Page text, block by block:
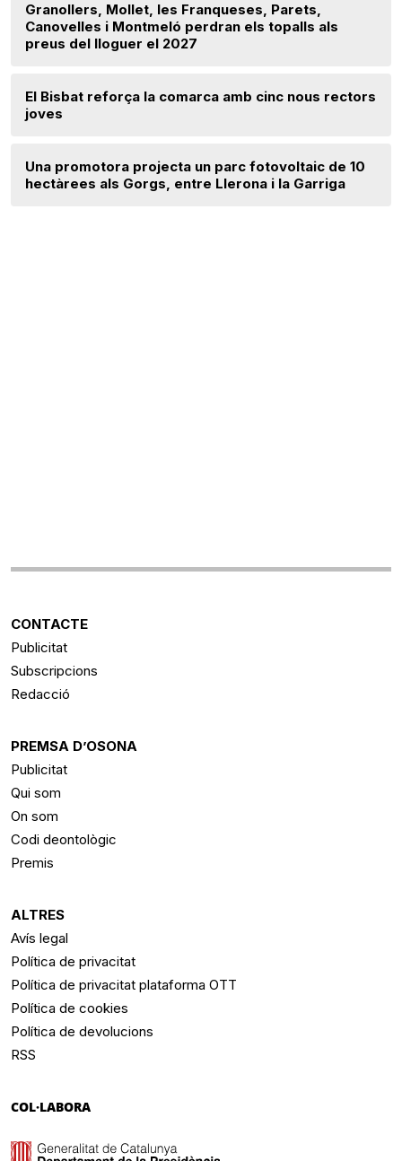
Granollers, Mollet, les Franqueses, Parets,
Canovelles i Montmeló perdran els topalls als
preus del lloguer el 2027
El Bisbat reforça la comarca amb cinc nous rectors
joves
Una promotora projecta un parc fotovoltaic de 10
hectàrees als Gorgs, entre Llerona i la Garriga
CONTACTE
Publicitat
Subscripcions
Redacció
PREMSA D’OSONA
Publicitat
Qui som
On som
Codi deontològic
Premis
ALTRES
Avís legal
Política de privacitat
Política de privacitat plataforma OTT
Política de cookies
Política de devolucions
RSS
COL·LABORA